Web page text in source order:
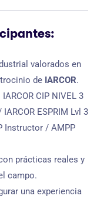
valorados en
de IARCOR.
IARCOR CIP NIVEL 3
ESPRIM Lvl 3
Instructor / AMPP
prácticas reales y
campo.
una experiencia